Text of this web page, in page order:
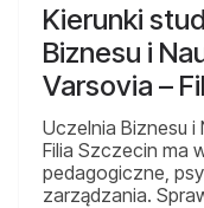
Kierunki
Biznesu i
Varsovia –
Uczelnia Biznesu i
Filia Szczecin ma
pedagogiczne,
zarządzania.